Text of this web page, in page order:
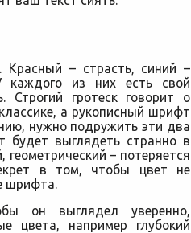
– страсть, синий –
каждого из них есть свой
гротеск говорит о
а рукописный шрифт
нужно подружить эти два
будет выглядеть странно в
геометрический – потеряется
в том, чтобы цвет не
шрифта.
он выглядел уверенно,
цвета, например глубокий